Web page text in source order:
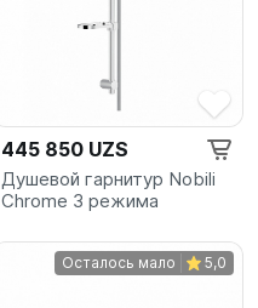
445 850 UZS
Душевой гарнитур Nobili
Chrome 3 режима
Осталось мало 5,0